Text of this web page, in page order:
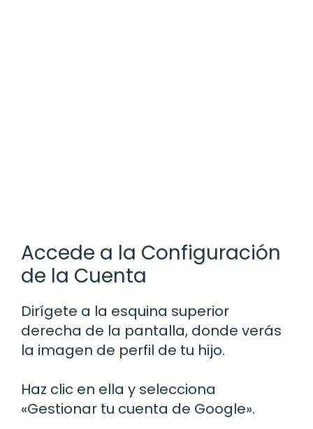
Accede a la Configuración
de la Cuenta
Dirígete a la esquina superior
derecha de la pantalla, donde verás
la imagen de perfil de tu hijo.
Haz clic en ella y selecciona
«Gestionar tu cuenta de Google».